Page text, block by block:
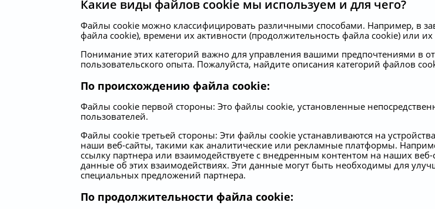
Какие виды файлов cookie мы используем и для чего?
Файлы cookie можно классифицировать различными способами. Например, в
файла cookie), времени их активности (продолжительность файла cookie) или их
Понимание этих категорий важно для управления вашими предпочтениями в
пользовательского опыта. Пожалуйста, найдите описания категорий файлов
По происхождению файла cookie:
Файлы cookie первой стороны: Это файлы cookie, установленные
пользователей.
Файлы cookie третьей стороны: Эти файлы cookie устанавливаются на
наши веб-сайты, такими как аналитические или рекламные платформы.
ссылку партнера или взаимодействуете с внедренным контентом на наших
данные об этих взаимодействиях. Эти данные могут быть необходимы для
специальных предложений партнера.
По продолжительности файла cookie: